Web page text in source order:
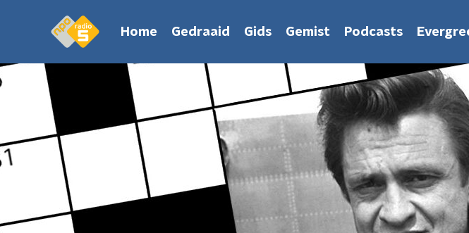
Home Gedraaid Gids Gemist Podcasts